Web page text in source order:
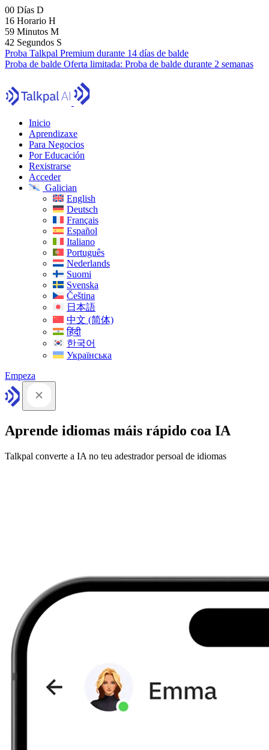
00 Días D
16 Horario H
59 Minutos M
41 Segundos S
Proba Talkpal Premium durante 14 días de balde
Proba de balde Oferta limitada: Proba de balde durante 2 semanas
Inicio
Aprendizaxe
Para Negocios
Por Educación
Rexistrarse
Acceder
Galician
English
Deutsch
Français
Español
Italiano
Português
Nederlands
Suomi
Svenska
Čeština
日本語
中文 (简体)
हिंदी
한국어
Українська
Empeza
Aprende idiomas máis rápido coa IA
Talkpal converte a IA no teu adestrador persoal de idiomas